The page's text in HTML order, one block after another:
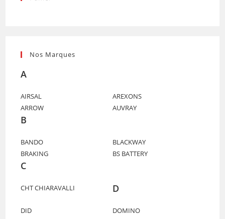
Nos Marques
A
AIRSAL
AREXONS
ARROW
AUVRAY
B
BANDO
BLACKWAY
BRAKING
BS BATTERY
C
CHT CHIARAVALLI D
DID
DOMINO